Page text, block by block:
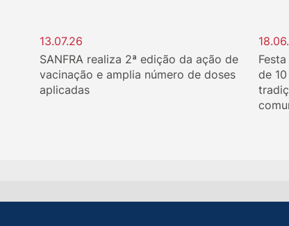
13.07.26
SANFRA realiza 2ª edição da ação de
vacinação e amplia número de doses
aplicadas
de